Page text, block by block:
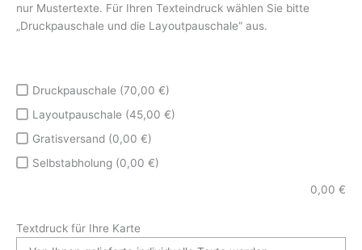
nur Mustertexte. Für Ihren Texteindruck wählen Sie bitte
„Druckpauschale und die Layoutpauschale“ aus.
Druckpauschale (70,00 €)
Layoutpauschale (45,00 €)
Gratisversand (0,00 €)
Selbstabholung (0,00 €)
0,00 €
Textdruck für Ihre Karte